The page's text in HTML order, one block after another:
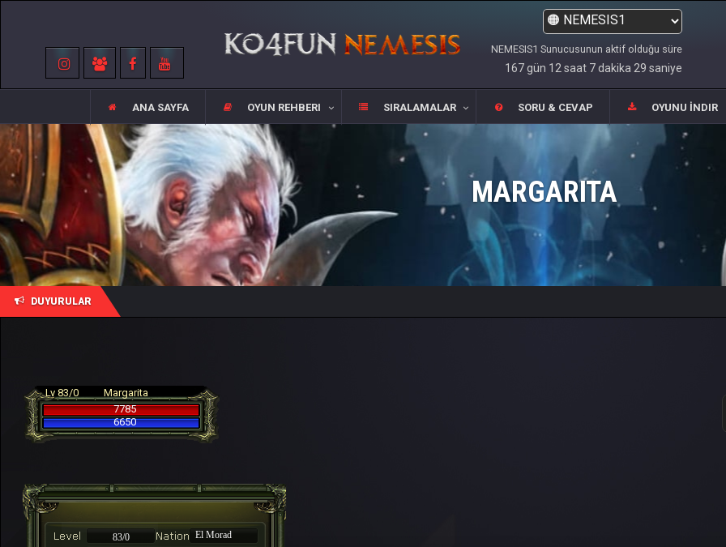
NEMESIS1 Sunucusunun aktif olduğu süre
167 gün 12 saat 7 dakika 29 saniye
ANA SAYFA OYUN REHBERI SIRALAMALAR SORU & CEVAP OYUNU İNDIR
MARGARITA
DUYURULAR
Lv 83/0
Margarita
7785
6650
83/0
El Morad